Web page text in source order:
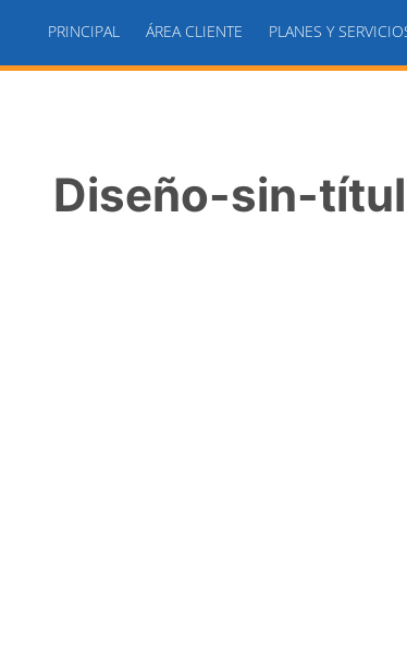
PRINCIPAL ÁREA CLIENTE PLANES Y
Diseño-sin-